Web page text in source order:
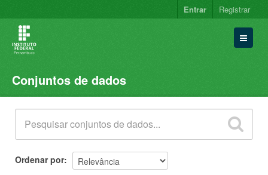
Entrar Registrar
Conjuntos de dados
Organizações
Grupos
Sobre
Conjuntos de dados
Ordenar por